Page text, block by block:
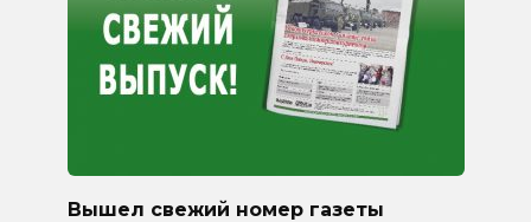
Вышел свежий номер газеты